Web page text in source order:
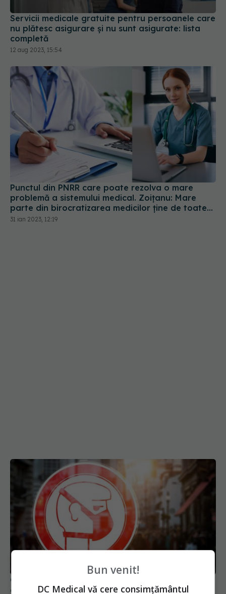
Servicii medicale gratuite pentru persoanele care
nu plătesc asigurare și nu sunt asigurate: lista
completă
12 aug 2023, 15:54
Punctul din PNRR care poate rezolva o mare
problemă a sistemului medical. Zoițanu: Mare
parte din birocratizarea medicilor ține de toate
hârtiile pe care pacientul trebuie să le plimbe
31 ian 2023, 12:19
Ciucă: Suntem pe o linie descendentă a valului 5
al pandemiei COVID. Urmează să fie decis
Bun venit!
DC Medical vă cere consimțământul